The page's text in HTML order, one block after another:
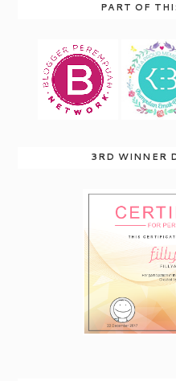
PART OF
3RD WINNER